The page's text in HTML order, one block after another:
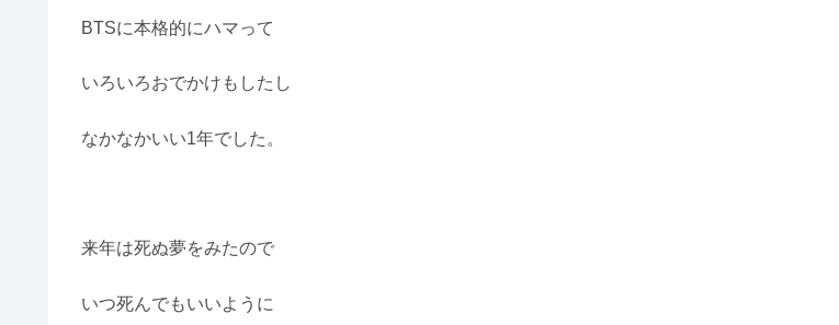
BTSに本格的にハマって
いろいろおでかけもしたし
なかなかいい1年でした。
来年は死ぬ夢をみたので
いつ死んでもいいように